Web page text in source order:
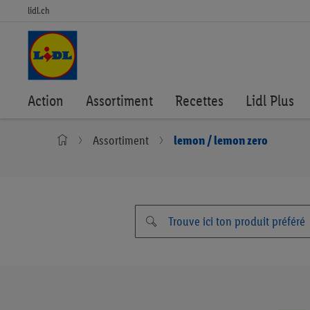
lidl.ch
Action Assortiment Recettes Lidl Plus
Assortiment lemon / lemon zero